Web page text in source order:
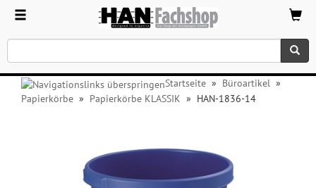
Startseite » Büroartikel »
Papierkörbe » Papierkörbe KLASSIK » HAN-1836-14